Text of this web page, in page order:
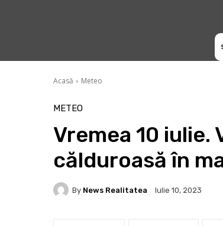
Acasă Meteo
METEO
Vremea 10 iulie.
călduroasă în
By News Realitatea Iulie 10, 2023